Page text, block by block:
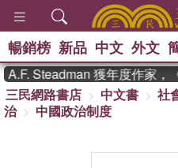
熱
史
獎
暢銷榜 新品 中文 外文
Steadman 獲年度作家，
三民網路書店
中文書 社
治
中國政治制度